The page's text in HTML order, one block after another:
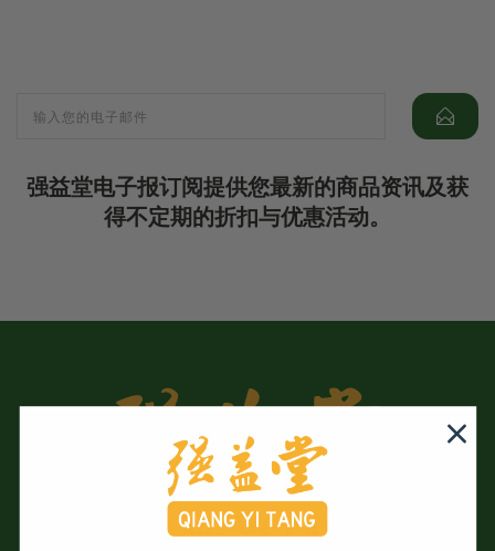
强益堂电子报订阅提供您最新的商品资讯及获
得不定期的折扣与优惠活动。